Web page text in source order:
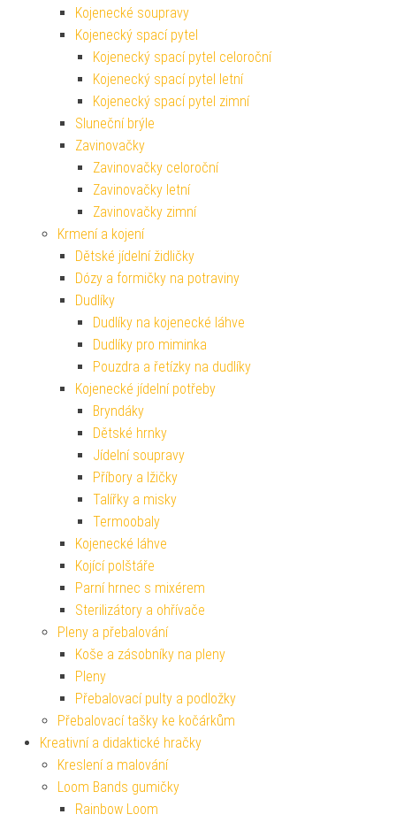
Kojenecké soupravy
Kojenecký spací pytel
Kojenecký spací pytel celoroční
Kojenecký spací pytel letní
Kojenecký spací pytel zimní
Sluneční brýle
Zavinovačky
Zavinovačky celoroční
Zavinovačky letní
Zavinovačky zimní
Krmení a kojení
Dětské jídelní židličky
Dózy a formičky na potraviny
Dudlíky
Dudlíky na kojenecké láhve
Dudlíky pro miminka
Pouzdra a řetízky na dudlíky
Kojenecké jídelní potřeby
Bryndáky
Dětské hrnky
Jídelní soupravy
Příbory a lžičky
Talířky a misky
Termoobaly
Kojenecké láhve
Kojící polštáře
Parní hrnec s mixérem
Sterilizátory a ohřívače
Pleny a přebalování
Koše a zásobníky na pleny
Pleny
Přebalovací pulty a podložky
Přebalovací tašky ke kočárkům
Kreativní a didaktické hračky
Kreslení a malování
Loom Bands gumičky
Rainbow Loom